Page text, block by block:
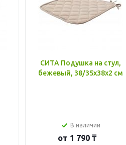
СИТА Подушка на стул,
бежевый, 38/35x38x2 см
В наличии
от 1 790 ₸